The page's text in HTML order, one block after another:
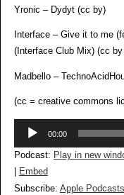
Yronic – Dydyt (cc by)
Interface – Give it to me
(Interface Club Mix) (cc
Madbello –
(cc = creative commons
Audio-
00:00
Podcast: Play in new
Embed
Subscribe: Apple Podcasts